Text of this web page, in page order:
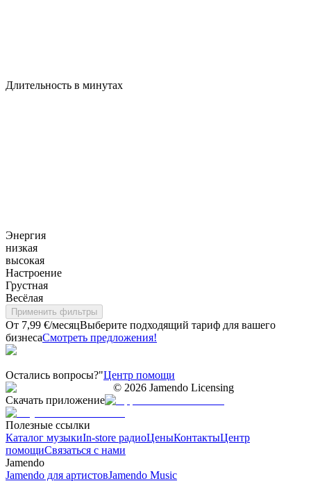
Длительность в минутах
Энергия
низкая
высокая
Настроение
Грустная
Весёлая
Применить фильтры
От 7,99 €/месяцВыберите подходящий тариф для вашего
бизнесаСмотреть предложения!
Остались вопросы?"Центр помощи
© 2026 Jamendo Licensing
Скачать приложение
Полезные ссылки
Каталог музыкиIn-store радиоЦеныКонтактыЦентр
помощиСвязаться с нами
Jamendo
Jamendo для артистовJamendo Music